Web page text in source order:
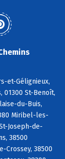
et-Gélignieux,
01300 St-Benoît,
du-Buis,
Miribel-les-
Joseph-de-
38500
Crossey, 38500